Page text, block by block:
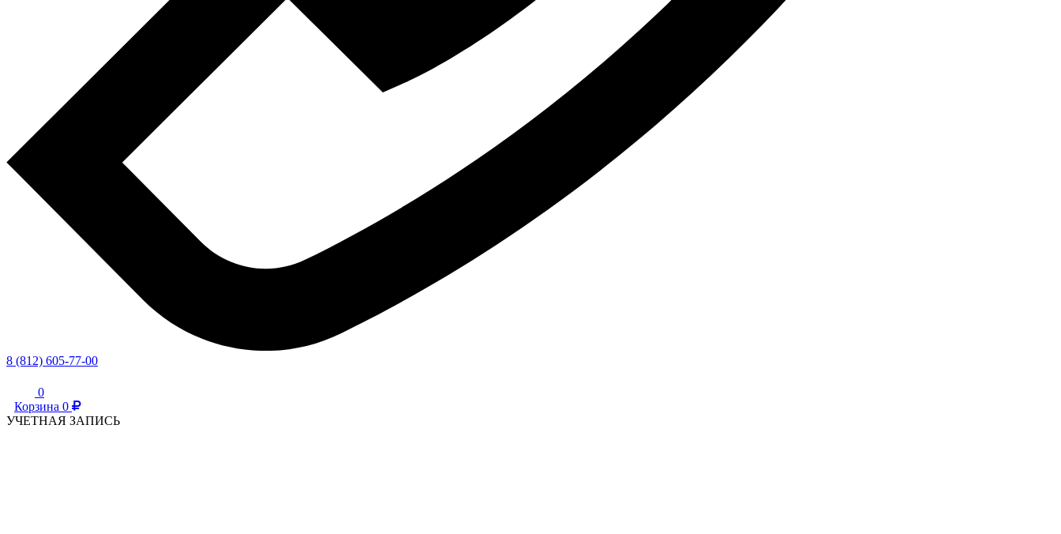
8 (812) 605-77-00
0
Корзина 0
УЧЕТНАЯ ЗАПИСЬ